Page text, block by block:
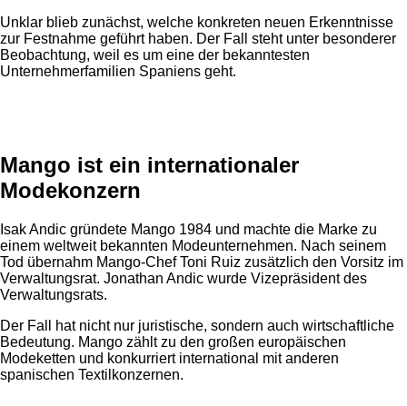
Unklar blieb zunächst, welche konkreten neuen Erkenntnisse
zur Festnahme geführt haben. Der Fall steht unter besonderer
Beobachtung, weil es um eine der bekanntesten
Unternehmerfamilien Spaniens geht.
Mango ist ein internationaler
Modekonzern
Isak Andic gründete Mango 1984 und machte die Marke zu
einem weltweit bekannten Modeunternehmen. Nach seinem
Tod übernahm Mango-Chef Toni Ruiz zusätzlich den Vorsitz im
Verwaltungsrat. Jonathan Andic wurde Vizepräsident des
Verwaltungsrats.
Der Fall hat nicht nur juristische, sondern auch wirtschaftliche
Bedeutung. Mango zählt zu den großen europäischen
Modeketten und konkurriert international mit anderen
spanischen Textilkonzernen.